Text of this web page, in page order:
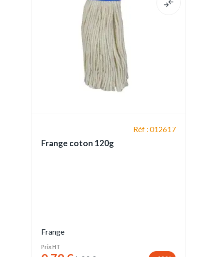
Réf : 012617
Frange coton 120g
Frange
Prix HT